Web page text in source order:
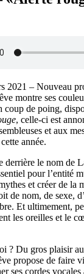
2021 – Nouveau
montre ses
coup de poing,
, celle-ci est
et aux
année.
derrière le nom de
pour l’entité
et créer de la
de nom, de sexe,
Et ultimement,
les oreilles et le
? Du gros plaisir
propose de faire
ses cordes